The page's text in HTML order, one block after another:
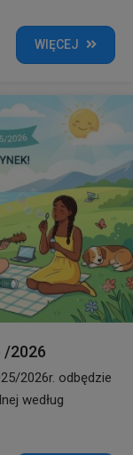
WIĘCEJ
/2026
2026r. odbędzie
według